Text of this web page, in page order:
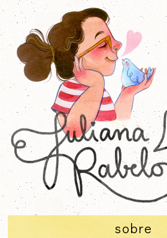
sobre